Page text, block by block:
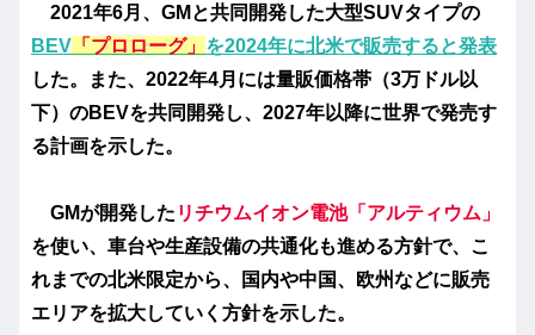
2021年6月、GMと共同開発した大型SUVタイプの
BEV 「プロローグ」 を2024年に北米で販売すると発表
した。また、2022年4月には量販価格帯（3万ドル以
下）のBEVを共同開発し、2027年以降に世界で発売す
る計画を示した。
GMが開発した リチウムイオン電池「アルティウム」
を使い、車台や生産設備の共通化も進める方針で、こ
れまでの北米限定から、国内や中国、欧州などに販売
エリアを拡大していく方針を示した。